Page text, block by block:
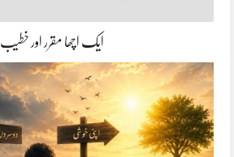
ایک اچھا مقرر اور خطیب